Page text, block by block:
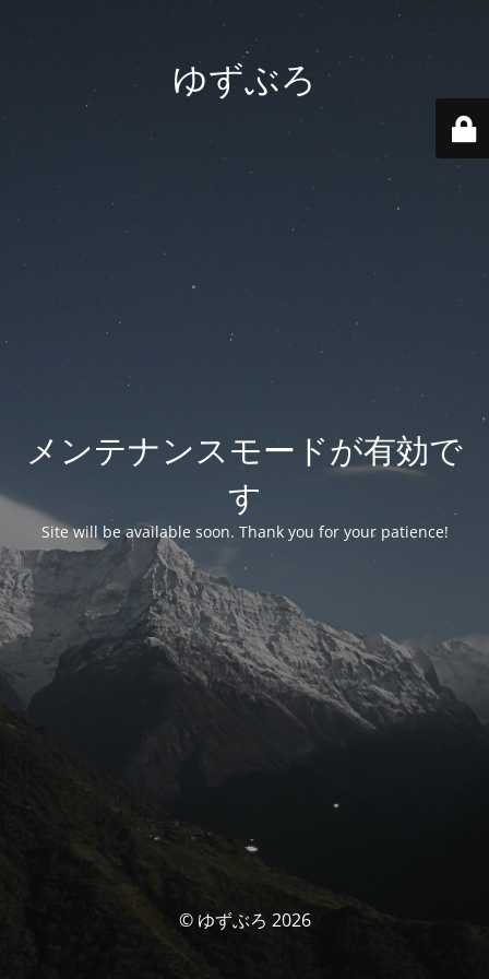
ゆずぶろ
メンテナンスモードが有効で
す
Site will be available soon. Thank you for your patience!
© ゆずぶろ 2026